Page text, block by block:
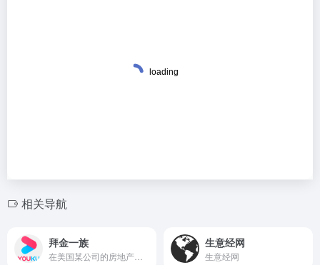
相关导航
拜金一族 生意经网
生意经网